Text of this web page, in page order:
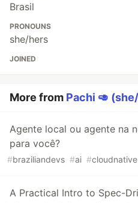
Brasil
PRONOUNS
she/hers
JOINED
More from Pachi 🥑
Agente local ou agente na
para você?
#braziliandevs #ai #cloudnative
A Practical Intro to Spec-